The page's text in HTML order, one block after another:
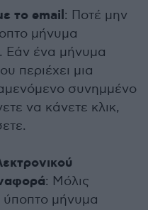
το email: Ποτέ μην
μήνυμα
Εάν ένα μήνυμα
περιέχει μια
συνημμένο
να κάνετε κλικ,
: Μόλις
ύποπτο μήνυμα